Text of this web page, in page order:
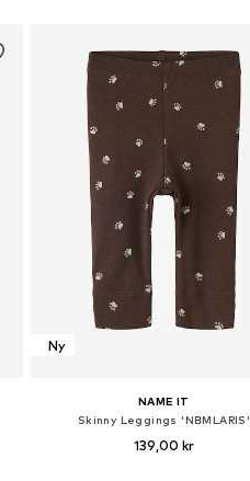
Ny
NAME IT
Skinny Leggings 'NBMLARIS'
139,00 kr